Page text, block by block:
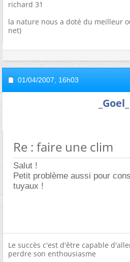
richard 31
la nature nous a doté du meilleur
net)
01/04/2007, 16h03
_Goel_
Re : faire une clim
Salut !
Petit problème aussi pour
tuyaux !
Le succès c'est d'être capable
perdre son enthousiasme